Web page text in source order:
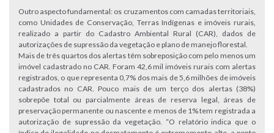
Outro aspecto fundamental: os cruzamentos com camadas territoriais,
como Unidades de Conservação, Terras Indígenas e imóveis rurais,
realizado a partir do Cadastro Ambiental Rural (CAR), dados de
autorizações de supressão da vegetação e plano de manejo florestal.
Mais de três quartos dos alertas têm sobreposição com pelo menos um
imóvel cadastrado no CAR. Foram 42,6 mil imóveis rurais com alertas
registrados, o que representa 0,7% dos mais de 5,6 milhões de imóveis
cadastrados no CAR. Pouco mais de um terço dos alertas (38%)
sobrepõe total ou parcialmente áreas de reserva legal, áreas de
preservação permanente ou nascente e menos de 1% tem registrada a
autorização de supressão da vegetação. “O relatório indica que o